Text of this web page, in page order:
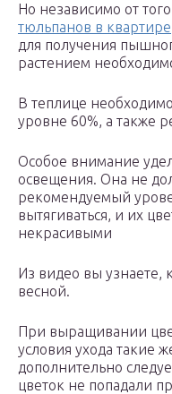
Но независимо от
тюльпанов в квартире
для получения
растением
В теплице
уровне 60%, а также
Особое внимание
освещения. Она не
рекомендуемый
вытягиваться, и их
некрасивыми
Из видео вы узнаете,
весной.
При выращивании
условия ухода такие
дополнительно
цветок не попадали